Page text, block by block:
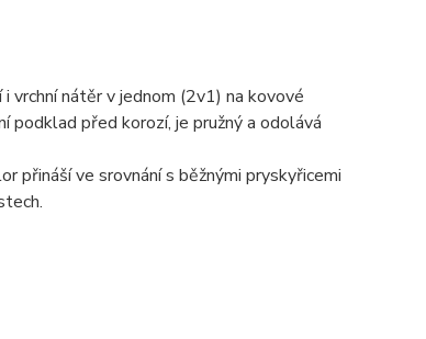
vrchní nátěr v jednom (2v1) na kovové
podklad před korozí, je pružný a odolává
přináší ve srovnání s běžnými pryskyřicemi